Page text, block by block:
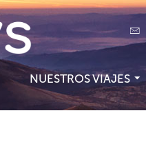
NUESTROS VIAJES